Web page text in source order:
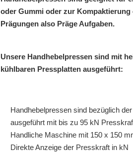
oder Gummi oder zur
Prägungen also Präge Aufgaben.
Unsere Handhebelpressen sind mit
kühlbaren Pressplatten ausgeführt:
Handhebelpressen sind bezüglich
ausgeführt mit bis zu 95 kN
Handliche Maschine mit 150 x 150
Direkte Anzeige der Presskraft in kN